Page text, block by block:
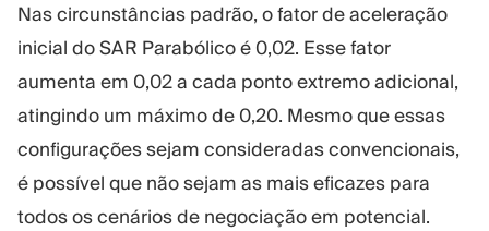
Nas circunstâncias padrão, o fator de aceleração
inicial do SAR Parabólico é 0,02. Esse fator
aumenta em 0,02 a cada ponto extremo adicional,
atingindo um máximo de 0,20. Mesmo que essas
configurações sejam consideradas convencionais,
é possível que não sejam as mais eficazes para
todos os cenários de negociação em potencial.